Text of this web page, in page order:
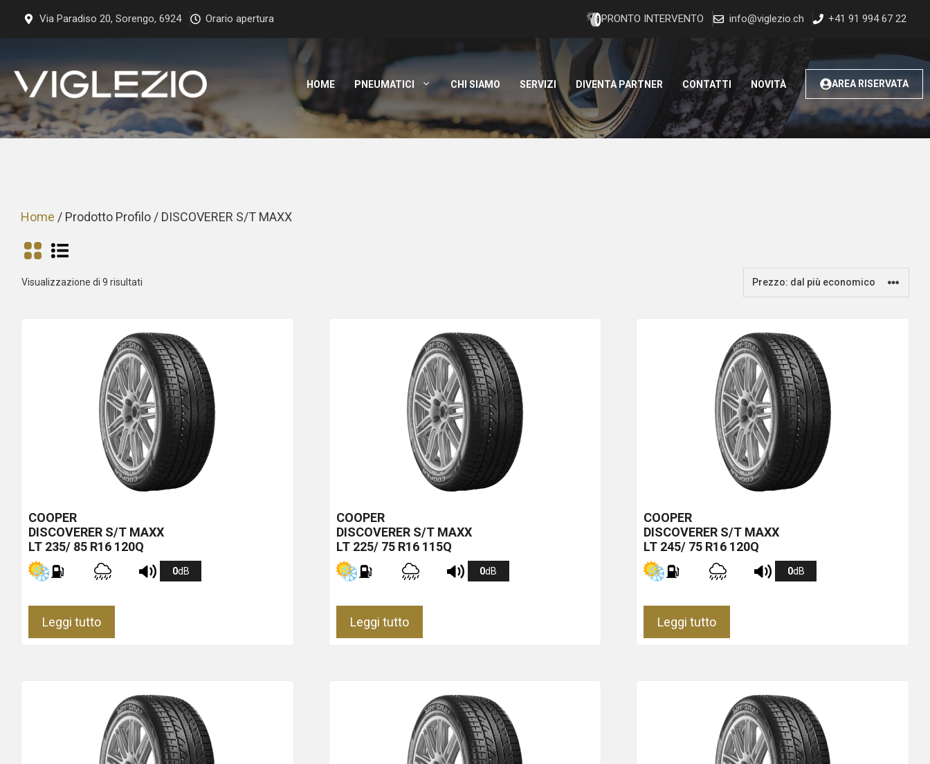
Via Paradiso 20, Sorengo, 6924 Orario apertura PRONTO INTERVENTO info@viglezio.ch +41 91 994 67 22
HOME PNEUMATICI CHI SIAMO SERVIZI DIVENTA PARTNER CONTATTI NOVITÀ AREA RISERVATA
Home / Prodotto Profilo / DISCOVERER S/T MAXX
Visualizzazione di 9 risultati
COOPER
DISCOVERER S/T MAXX
LT 235/ 85 R16 120Q
0dB
Leggi tutto
COOPER
DISCOVERER S/T MAXX
LT 225/ 75 R16 115Q
0dB
Leggi tutto
COOPER
DISCOVERER S/T MAXX
LT 245/ 75 R16 120Q
0dB
Leggi tutto